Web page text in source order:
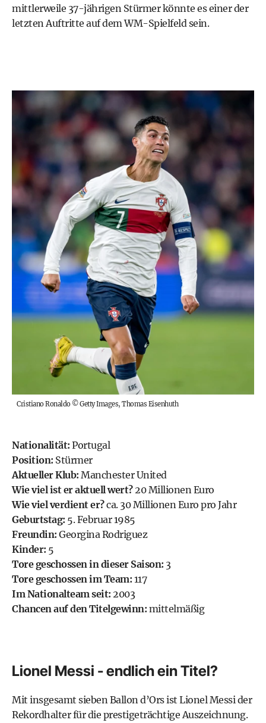
mittlerweile 37-jährigen Stürmer könnte es einer der
letzten Auftritte auf dem WM-Spielfeld sein.
Cristiano Ronaldo©Getty Images, Thomas Eisenhuth
Nationalität: Portugal
Position: Stürmer
Aktueller Klub: Manchester United
Wie viel ist er aktuell wert?20 Millionen Euro
Wie viel verdient er?ca. 30 Millionen Euro pro Jahr
Geburtstag: 5. Februar 1985
Freundin: Georgina Rodriguez
Kinder: 5
Tore geschossen in dieser Saison: 3
Tore geschossen im Team: 117
Im Nationalteam seit: 2003
Chancen auf den Titelgewinn: mittelmäßig
Lionel Messi - endlich ein Titel?
Mit insgesamt sieben Ballon d’Ors ist Lionel Messi der
Rekordhalter für die prestigeträchtige Auszeichnung.